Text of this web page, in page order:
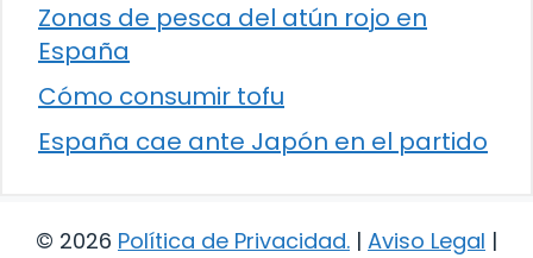
Zonas de pesca del atún rojo en
España
Cómo consumir tofu
España cae ante Japón en el partido
© 2026 Política de Privacidad. | Aviso Legal |